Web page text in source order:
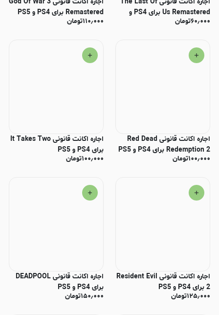
Us Remastered برای PS4 و
PS5
۶۰٫۰۰۰تومان
Remastered برای PS4 و PS5
۱۱۰٫۰۰۰تومان
اجاره اکانت قانونی Red Dead
Redemption 2 برای PS4 و PS5
۱۰۰٫۰۰۰تومان
اجاره اکانت قانونی It Takes Two
برای PS4 و PS5
۱۰۰٫۰۰۰تومان
اجاره اکانت قانونی Resident Evil
2 برای PS4 و PS5
۱۲۵٫۰۰۰تومان
اجاره اکانت قانونی DEADPOOL
برای PS4 و PS5
۱۵۰٫۰۰۰تومان